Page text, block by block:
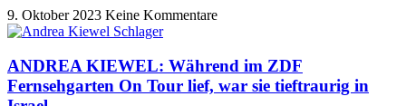
9. Oktober 2023 Keine Kommentare
ANDREA KIEWEL: Während im ZDF
Fernsehgarten On Tour lief, war sie tieftraurig in